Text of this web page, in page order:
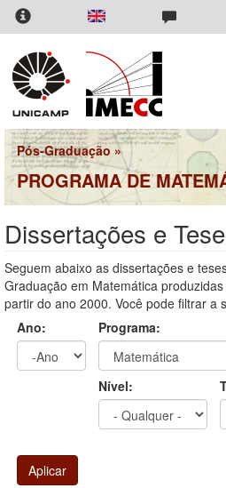
Pular
para
conteúdo
principal
Pós-Graduação »
PROGRAMA DE
Dissertações e
Seguem abaixo as dissertações e
Graduação em Matemática
partir do ano 2000. Você pode filtrar a
Ano:
Programa:
Nível:
Aplicar